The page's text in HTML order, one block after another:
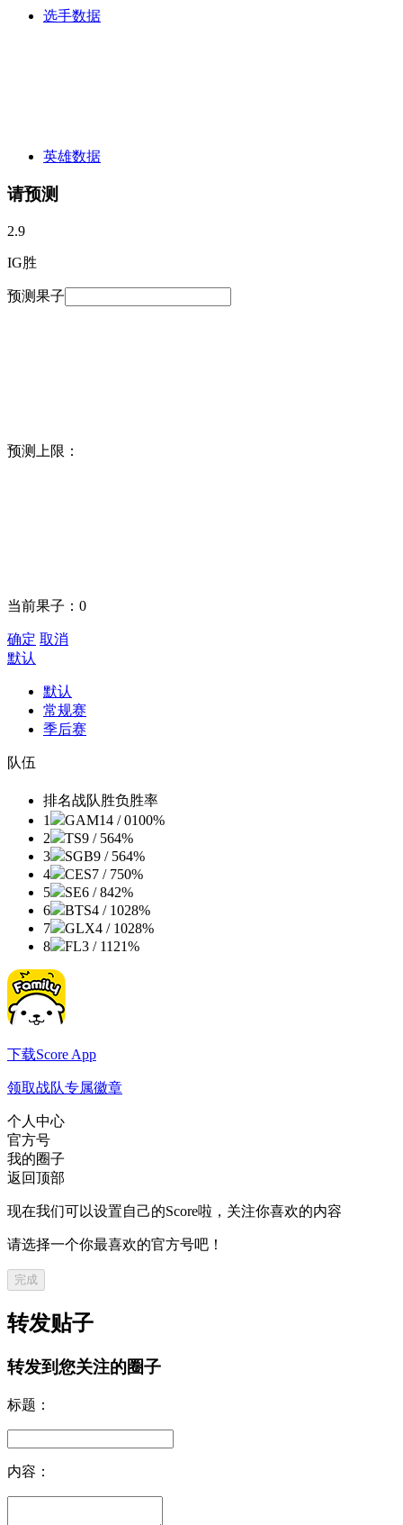
选手数据
英雄数据
请预测
2.9
IG胜
预测果子
预测上限：
当前果子： 0
确定 取消
默认
默认
常规赛
季后赛
队伍
排名战队胜负胜率
1
GAM14 / 0100%
2
TS9 / 564%
3
SGB9 / 564%
4
CES7 / 750%
5
SE6 / 842%
6
BTS4 / 1028%
7
GLX4 / 1028%
8
FL3 / 11 21%
下载Score App
领取战队专属徽章
个人中心
官方号
我的圈子
返回顶部
现在我们可以设置自己的Score啦，关注你喜欢的内容
请选择一个你最喜欢的官方号吧！
完成
转发贴子
转发到您关注的圈子
标题：
内容：